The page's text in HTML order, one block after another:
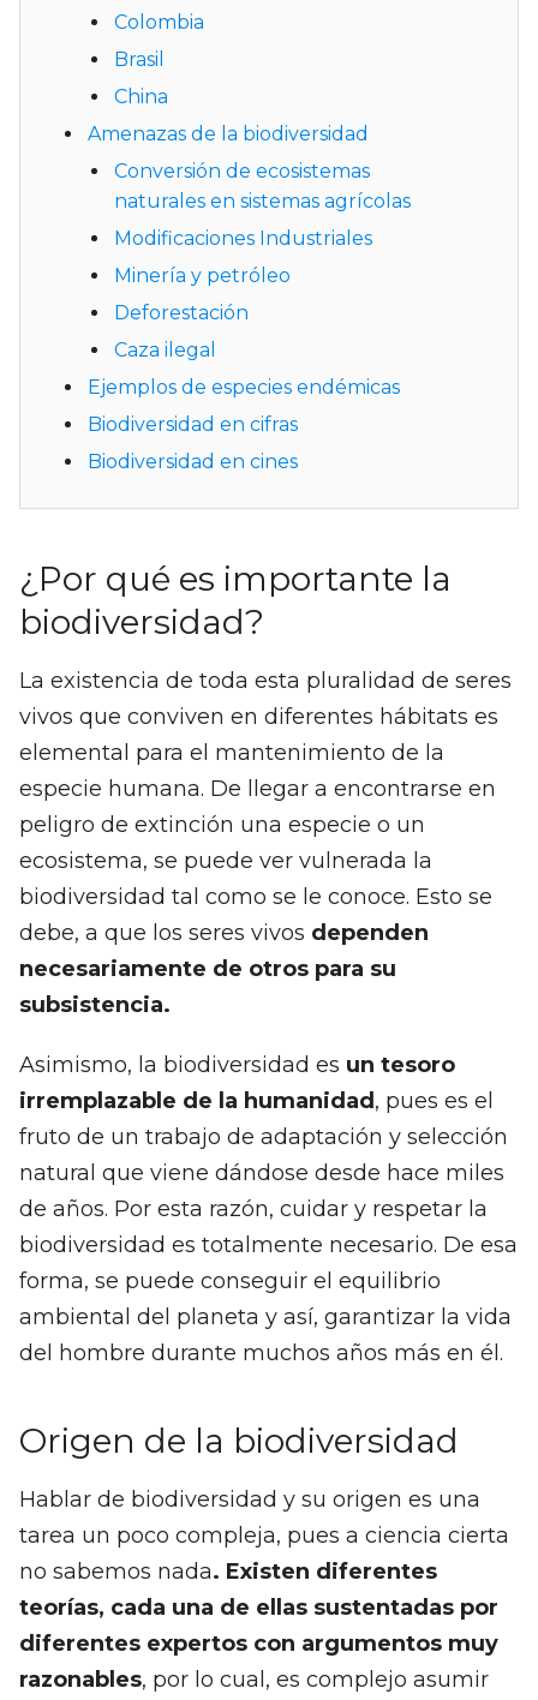
Colombia
Brasil
China
Amenazas de la biodiversidad
Conversión de ecosistemas
naturales en sistemas agrícolas
Modificaciones Industriales
Minería y petróleo
Deforestación
Caza ilegal
Ejemplos de especies endémicas
Biodiversidad en cifras
Biodiversidad en cines
¿Por qué es importante la
biodiversidad?
La existencia de toda esta pluralidad de seres
vivos que conviven en diferentes hábitats es
elemental para el mantenimiento de la
especie humana. De llegar a encontrarse en
peligro de extinción una especie o un
ecosistema, se puede ver vulnerada la
biodiversidad tal como se le conoce. Esto se
debe, a que los seres vivos dependen
necesariamente de otros para su
subsistencia.
Asimismo, la biodiversidad es un tesoro
irremplazable de la humanidad , pues es el
fruto de un trabajo de adaptación y selección
natural que viene dándose desde hace miles
de años. Por esta razón, cuidar y respetar la
biodiversidad es totalmente necesario. De esa
forma, se puede conseguir el equilibrio
ambiental del planeta y así, garantizar la vida
del hombre durante muchos años más en él.
Origen de la biodiversidad
Hablar de biodiversidad y su origen es una
tarea un poco compleja, pues a ciencia cierta
no sabemos nada. Existen diferentes
teorías, cada una de ellas sustentadas por
diferentes expertos con argumentos muy
razonables, por lo cual, es complejo asumir